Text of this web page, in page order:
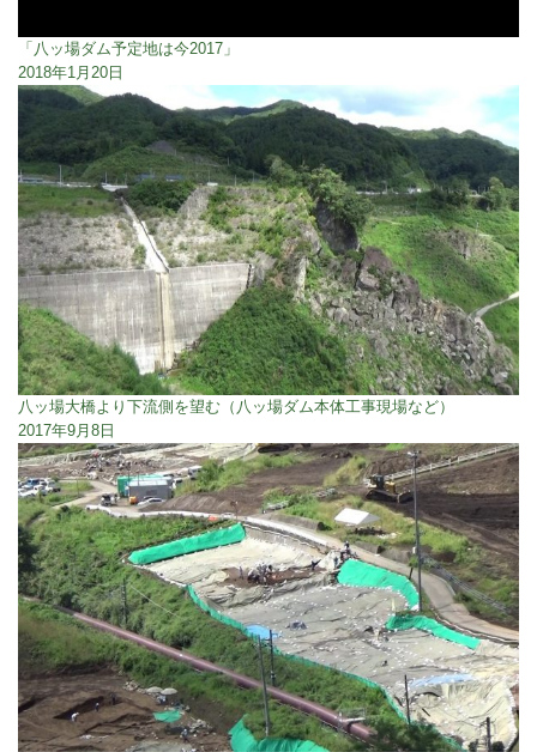
「八ッ場ダム予定地は今2017」
2018年1月20日
八ッ場大橋より下流側を望む（八ッ場ダム本体工事現場など）
2017年9月8日